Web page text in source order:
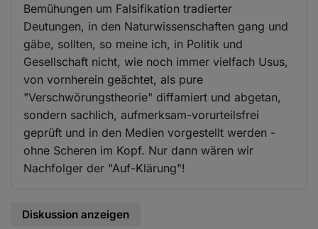
Bemühungen um Falsifikation tradierter
Deutungen, in den Naturwissenschaften gang und
gäbe, sollten, so meine ich, in Politik und
Gesellschaft nicht, wie noch immer vielfach Usus,
von vornherein geächtet, als pure
"Verschwörungstheorie" diffamiert und abgetan,
sondern sachlich, aufmerksam-vorurteilsfrei
geprüft und in den Medien vorgestellt werden -
ohne Scheren im Kopf. Nur dann wären wir
Nachfolger der "Auf-Klärung"!
Diskussion anzeigen